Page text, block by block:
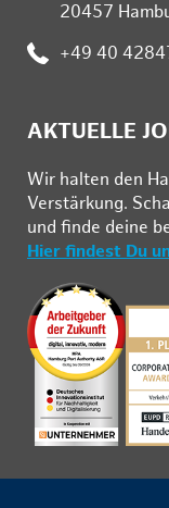
20457
Telefon:
+49 40
AKTUELLE
Wir hal­ten den
Ver­stär­kung.
und fin­de deine
Hier findest Du